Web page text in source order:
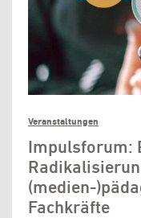
Veranstaltungen
Impulsforum:
(medien-
Fachkräfte